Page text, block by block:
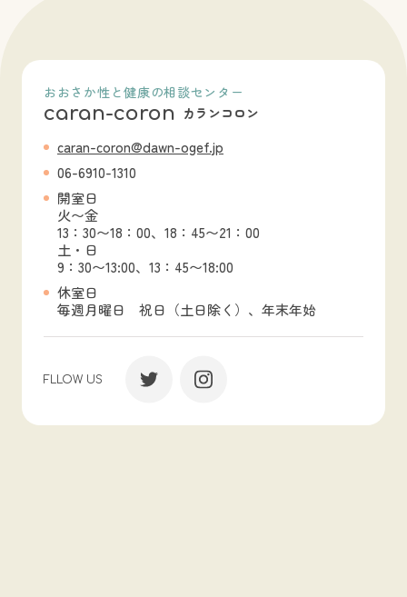
おおさか性と健康の相談センター
caran-coron カランコロン
caran-coron@dawn-ogef.jp
06-6910-1310
開室日
火〜金
13：30〜18：00、18：45〜21：00
土・日
9：30〜13:00、13：45〜18:00
休室日
毎週月曜日 祝日（土日除く）、年末年始
FLLOW US